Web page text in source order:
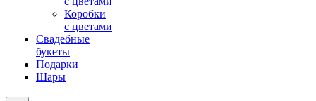
Коробки
с цветами
Свадебные
букеты
Подарки
Шары